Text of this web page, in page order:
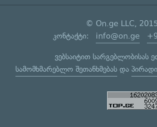
© On.ge LLC,
კონტაქტი: info@on.ge
ვებსაიტით სარგებლობისას
სამომხმარებლო შეთანხმებასდა